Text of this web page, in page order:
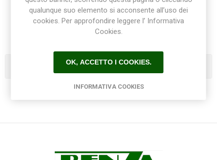
1 2 3
qualunque suo elemento si acconsente all’uso dei
cookies. Per approfondire leggere l’ Informativa
Cookies.
OK, ACCETTO I COOKIES.
INFORMATIVA COOKIES